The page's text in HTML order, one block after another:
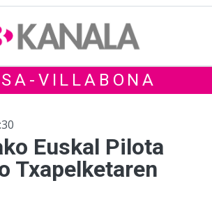
VILLABONA
Euskal Pilota
Txapelketaren